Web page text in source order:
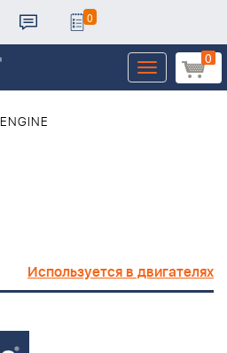
0
0
Toggle
navigation
ENGINE
Используется в двигателях